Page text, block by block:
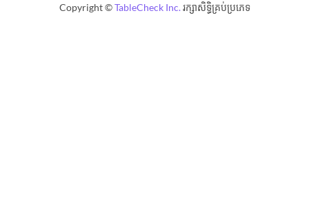
Copyright ©TableCheck Inc.រក្សាសិទ្ធិគ្រប់ប្រភេទ